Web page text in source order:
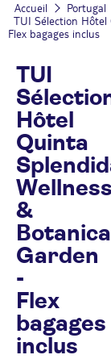
Accueil Portugal
TUI Sélection Hôtel
Flex bagages inclus
TUI
Hôtel
Quinta
Wellness
&
Botanical
Garden
-
Flex
bagages
inclus